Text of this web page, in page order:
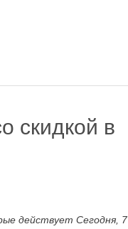
скидкой в
действует Сегодня, 7